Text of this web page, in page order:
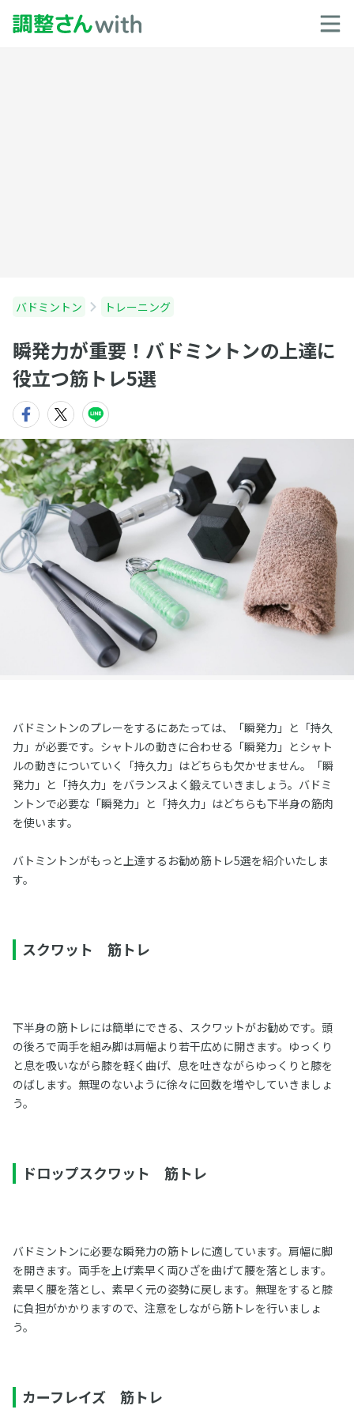
バドミントン トレーニング
瞬発力が重要！バドミントンの上達に
役立つ筋トレ5選
バドミントンのプレーをするにあたっては、「瞬発力」と「持久
力」が必要です。シャトルの動きに合わせる「瞬発力」とシャト
ルの動きについていく「持久力」はどちらも欠かせません。「瞬
発力」と「持久力」をバランスよく鍛えていきましょう。バドミ
ントンで必要な「瞬発力」と「持久力」はどちらも下半身の筋肉
を使います。
バトミントンがもっと上達するお勧め筋トレ5選を紹介いたしま
す。
スクワット 筋トレ
下半身の筋トレには簡単にできる、スクワットがお勧めです。頭
の後ろで両手を組み脚は肩幅より若干広めに開きます。ゆっくり
と息を吸いながら膝を軽く曲げ、息を吐きながらゆっくりと膝を
のばします。無理のないように徐々に回数を増やしていきましょ
う。
ドロップスクワット 筋トレ
バドミントンに必要な瞬発力の筋トレに適しています。肩幅に脚
を開きます。両手を上げ素早く両ひざを曲げて腰を落とします。
素早く腰を落とし、素早く元の姿勢に戻します。無理をすると膝
に負担がかかりますので、注意をしながら筋トレを行いましょ
う。
カーフレイズ 筋トレ